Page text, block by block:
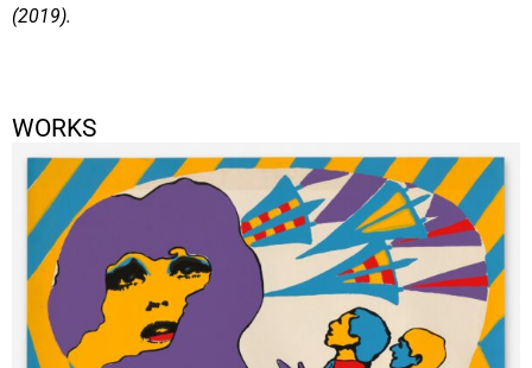
(2019).
WORKS